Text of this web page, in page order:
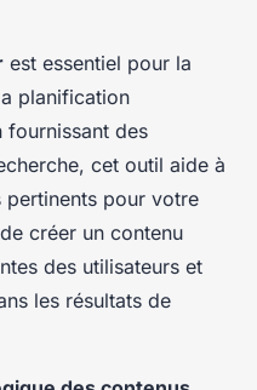
est essentiel pour la
planification
fournissant des
cet outil aide à
pour votre
créer un contenu
des utilisateurs et
les résultats de